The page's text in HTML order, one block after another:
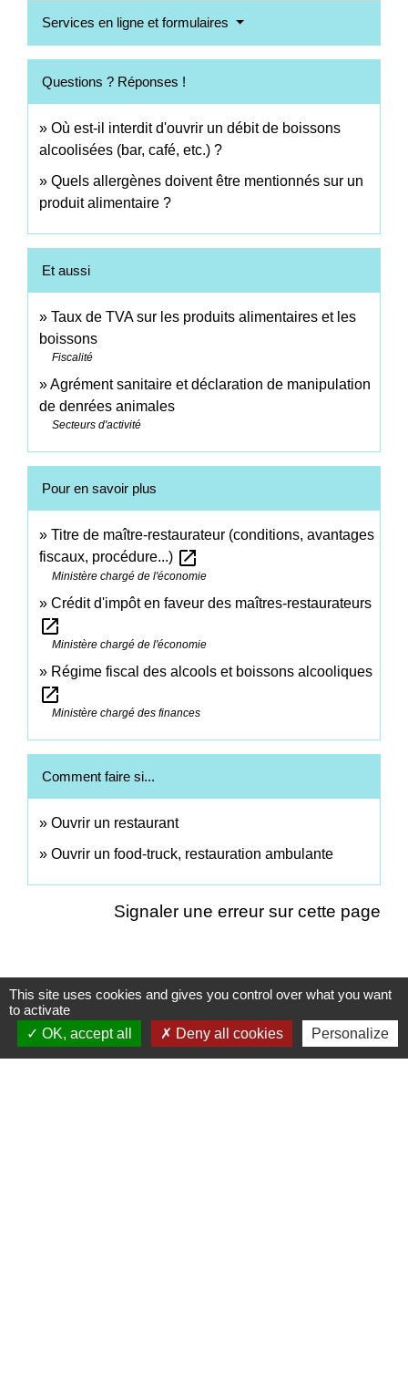
Services en ligne et formulaires
Questions ? Réponses !
Où est-il interdit d'ouvrir un débit de boissons
alcoolisées (bar, café, etc.) ?
Quels allergènes doivent être mentionnés sur un
produit alimentaire ?
Et aussi
Taux de TVA sur les produits alimentaires et les
boissons
Fiscalité
Agrément sanitaire et déclaration de manipulation
de denrées animales
Secteurs d'activité
Pour en savoir plus
Titre de maître-restaurateur (conditions, avantages
fiscaux, procédure...) open_in_new
Ministère chargé de l'économie
Crédit d'impôt en faveur des maîtres-restaurateurs
open_in_new
Ministère chargé de l'économie
Régime fiscal des alcools et boissons alcooliques
open_in_new
Ministère chargé des finances
Comment faire si...
Ouvrir un restaurant
Ouvrir un food-truck, restauration ambulante
Signaler une erreur sur cette page
Contacts
Commune d'Ervauville
This site uses cookies and gives you control over what you want
to activate
OK, accept all
Deny all cookies Personalize